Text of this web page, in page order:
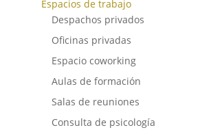
Espacios de trabajo
Despachos privados
Oficinas privadas
Espacio coworking
Aulas de formación
Salas de reuniones
Consulta de psicología